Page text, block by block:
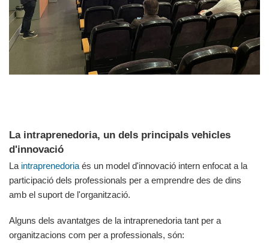
La intraprenedoria, un dels principals vehicles
d'innovació
La intraprenedoria és un model d'innovació intern enfocat a la
participació dels professionals per a emprendre des de dins
amb el suport de l'organització.
Alguns dels avantatges de la intraprenedoria tant per a
organitzacions com per a professionals, són: